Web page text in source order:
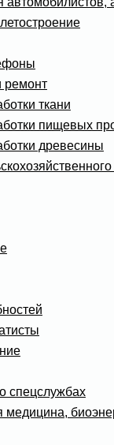
ремонт
ткани
пищевых
древесины
спецслужбах